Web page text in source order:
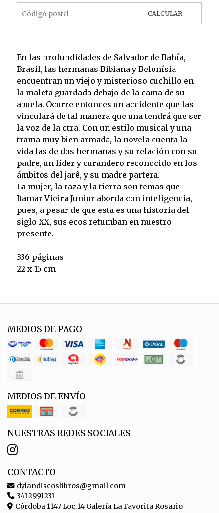
CALCULAR
En las profundidades de Salvador de Bahía,
Brasil, las hermanas Bibiana y Belonísia
encuentran un viejo y misterioso cuchillo en
la maleta guardada debajo de la cama de su
abuela. Ocurre entonces un accidente que las
vinculará de tal manera que una tendrá que ser
la voz de la otra. Con un estilo musical y una
trama muy bien armada, la novela cuenta la
vida las de dos hermanas y su relación con su
padre, un líder y curandero reconocido en los
ámbitos del jarê, y su madre partera.
La mujer, la raza y la tierra son temas que
Itamar Vieira Junior aborda con inteligencia,
pues, a pesar de que esta es una historia del
siglo XX, sus ecos retumban en nuestro
presente.
336 páginas
22 x 15 cm
MEDIOS DE PAGO
MEDIOS DE ENVÍO
NUESTRAS REDES SOCIALES
CONTACTO
dylandiscoslibros@gmail.com
3412991231
Córdoba 1147 Loc.14 Galería La Favorita Rosario